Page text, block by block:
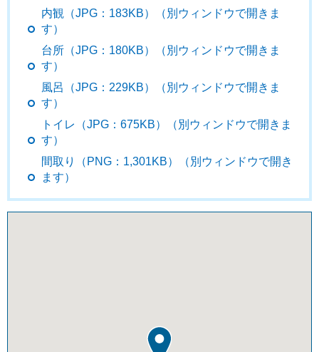
内観（JPG：183KB）（別ウィンドウで開きま
す）
台所（JPG：180KB）（別ウィンドウで開きま
す）
風呂（JPG：229KB）（別ウィンドウで開きま
す）
トイレ（JPG：675KB）（別ウィンドウで開きま
す）
間取り（PNG：1,301KB）（別ウィンドウで開き
ます）